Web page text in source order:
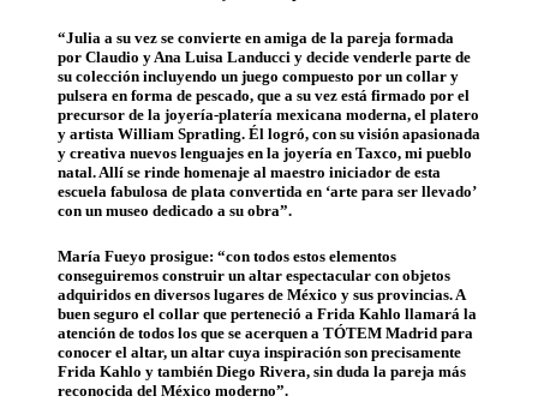
“Julia a su vez se convierte en amiga de la pareja formada
por Claudio y Ana Luisa Landucci y decide venderle parte de
su colección incluyendo un juego compuesto por un collar y
pulsera en forma de pescado, que a su vez está firmado por el
precursor de la joyería-platería mexicana moderna, el platero
y artista William Spratling. Él logró, con su visión apasionada
y creativa nuevos lenguajes en la joyería en Taxco, mi pueblo
natal. Allí se rinde homenaje al maestro iniciador de esta
escuela fabulosa de plata convertida en ‘arte para ser llevado’
con un museo dedicado a su obra”.
María Fueyo prosigue: “con todos estos elementos
conseguiremos construir un altar espectacular con objetos
adquiridos en diversos lugares de México y sus provincias. A
buen seguro el collar que perteneció a Frida Kahlo llamará la
atención de todos los que se acerquen a TÓTEM Madrid para
conocer el altar, un altar cuya inspiración son precisamente
Frida Kahlo y también Diego Rivera, sin duda la pareja más
reconocida del México moderno”.